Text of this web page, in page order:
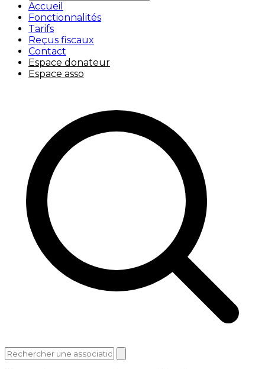
Accueil
Fonctionnalités
Tarifs
Reçus fiscaux
Contact
Espace donateur
Espace asso